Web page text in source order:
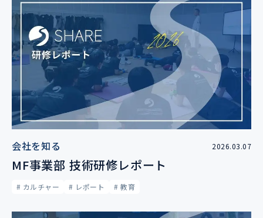
会社を知る 2026.03.07
MF事業部 技術研修レポート
# カルチャー # レポート # 教育